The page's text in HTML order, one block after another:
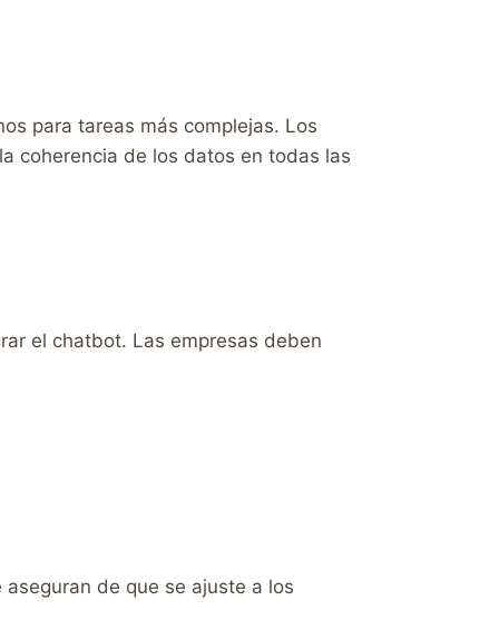
para tareas más complejas. Los
coherencia de los datos en todas las
el chatbot. Las empresas deben
de que se ajuste a los